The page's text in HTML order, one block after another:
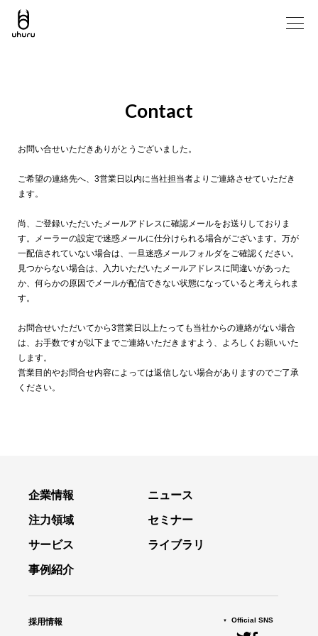
Contact
お問い合せいただきありがとうございました。
ご希望の連絡先へ、3営業日以内に当社担当者よりご連絡させていただき
ます。
尚、ご登録いただいたメールアドレスに確認メールをお送りしておりま
す。メーラーの設定で迷惑メールに仕分けられる場合がございます。万が
一配信されていない場合は、一旦迷惑メールフォルダをご確認ください。
見つからない場合は、入力いただいたメールアドレスに間違いがあった
か、何らかの原因でメールが配信できない状態になっていると考えられま
す。
お問合せいただいてから3営業日以上たっても当社からの連絡がない場合
は、お手数ですが以下までご連絡いただきますよう、よろしくお願いいた
します。
営業目的やお問合せ内容によっては返信しない場合がありますのでご了承
ください。
企業情報
注力領域
サービス
事例紹介
ニュース
セミナー
ライブラリ
採用情報 Official SNS